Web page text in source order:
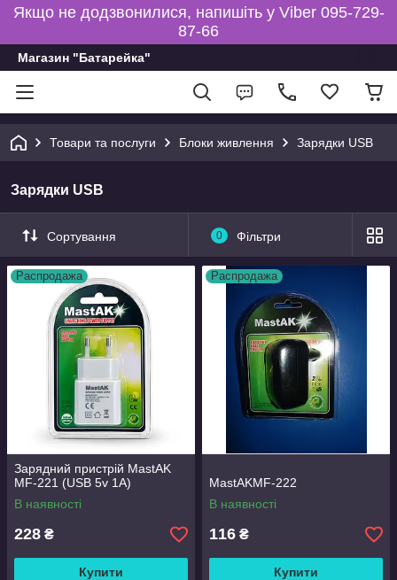
Якщо не додзвонилися, напишіть у Viber 095-729-
87-66
Магазин "Батарейка"
Товари та послуги Блоки живлення Зарядки USB
Зарядки USB
Сортування 0 Фільтри
Распродажа
Зарядний пристрій MastAK
MF-221 (USB 5v 1A)
В наявності
228 ₴
Купити
Распродажа
MastAKMF-222
В наявності
116 ₴
Купити